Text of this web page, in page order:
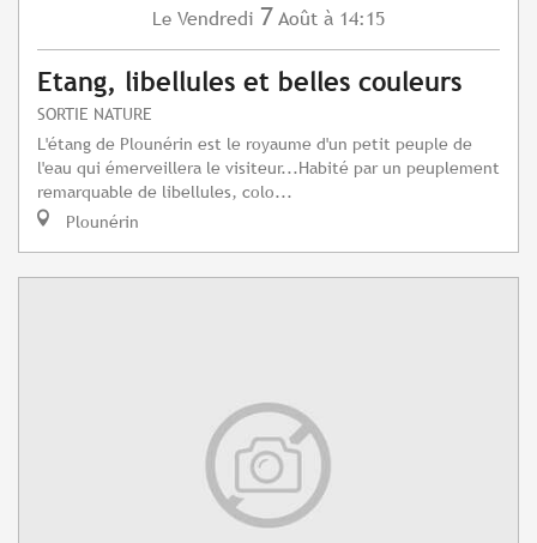
Le Vendredi 7 Août à 14:15
Etang, libellules et belles couleurs
SORTIE NATURE
L'étang de Plounérin est le royaume d'un petit peuple de
l'eau qui émerveillera le visiteur...Habité par un peuplement
remarquable de libellules, colo...
Plounérin